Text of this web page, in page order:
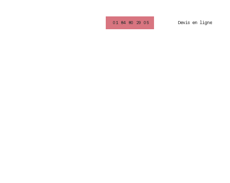
01 84 80 29 05 Devis en ligne